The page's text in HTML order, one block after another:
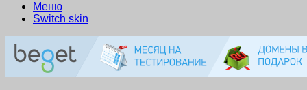
Меню
Switch skin